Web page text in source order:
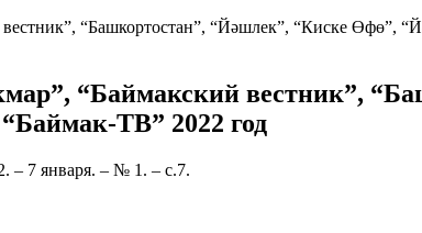
вестник”, “Башкортостан”, “Йәшлек”, “Киске
“Баймакский вестник”,
ТВ” 2022 год
– 7 января. – № 1. – с.7.